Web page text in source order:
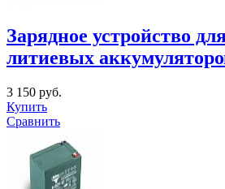
Зарядное устройство
литиевых
3 150 руб.
Купить
Сравнить